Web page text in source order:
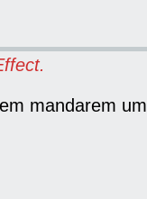
mandarem um